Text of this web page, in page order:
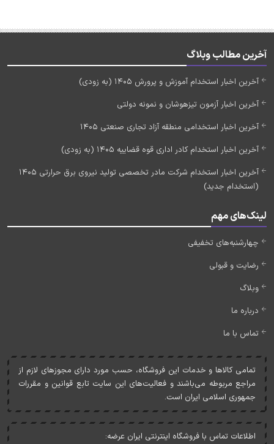
آخرین مطالب وبلاگ
آخرین اخبار استخدام آموزش و پرورش 1405 (به زودی)
آخرین اخبار آزمون تیزهوشان و نمونه دولتی
آخرین اخبار استخدامی منطقه آزاد تجاری صنعتی 1405
آخرین اخبار استخدام کادر اداری قوه قضاییه 1405 (به زودی)
آخرین اخبار استخدام شرکت مادر تخصصی تولید نیروی برق حرارتی 1405
(استخدام جدید)
لینک‌های مهم
چهارشنبه‌های تخفیفی
رضایت و قبولی
وبلاگ
درباره ما
تماس با ما
تمامی کالاها و خدمات اين فروشگاه، حسب مورد دارای مجوزهای لازم از
مراجع مربوطه می‌باشند و فعاليت‌های اين سايت تابع قوانين و مقررات
جمهوری اسلامی ايران است.
اطلاعات تماس با فروشگاه اینترنتی ایران عرضه: